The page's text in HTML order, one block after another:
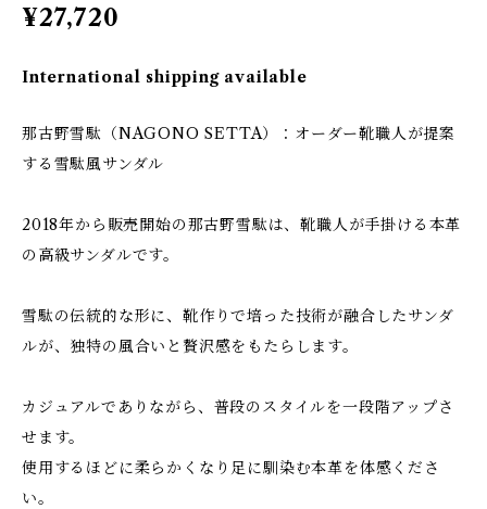
¥27,720
International shipping available
那古野雪駄（NAGONO SETTA）：オーダー靴職人が提案
する雪駄風サンダル
2018年から販売開始の那古野雪駄は、靴職人が手掛ける本革
の高級サンダルです。
雪駄の伝統的な形に、靴作りで培った技術が融合したサンダ
ルが、独特の風合いと贅沢感をもたらします。
カジュアルでありながら、普段のスタイルを一段階アップさ
せます。
使用するほどに柔らかくなり足に馴染む本革を体感くださ
い。